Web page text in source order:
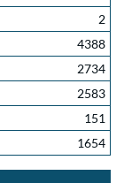
2
4388
2734
2583
151
1654